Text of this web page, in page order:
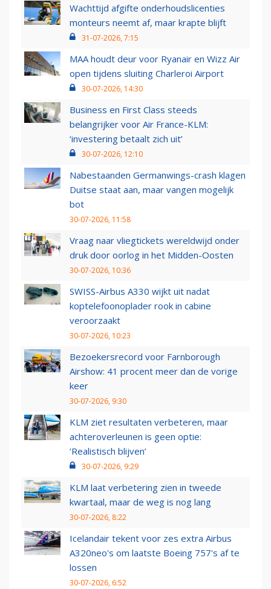
Wachttijd afgifte onderhoudslicenties
monteurs neemt af, maar krapte blijft
31-07-2026, 7:15
MAA houdt deur voor Ryanair en Wizz Air
open tijdens sluiting Charleroi Airport
30-07-2026, 14:30
Business en First Class steeds
belangrijker voor Air France-KLM:
‘investering betaalt zich uit’
30-07-2026, 12:10
Nabestaanden Germanwings-crash klagen
Duitse staat aan, maar vangen mogelijk
bot
30-07-2026, 11:58
Vraag naar vliegtickets wereldwijd onder
druk door oorlog in het Midden-Oosten
30-07-2026, 10:36
SWISS-Airbus A330 wijkt uit nadat
koptelefoonoplader rook in cabine
veroorzaakt
30-07-2026, 10:23
Bezoekersrecord voor Farnborough
Airshow: 41 procent meer dan de vorige
keer
30-07-2026, 9:30
KLM ziet resultaten verbeteren, maar
achteroverleunen is geen optie:
‘Realistisch blijven’
30-07-2026, 9:29
KLM laat verbetering zien in tweede
kwartaal, maar de weg is nog lang
30-07-2026, 8:22
Icelandair tekent voor zes extra Airbus
A320neo's om laatste Boeing 757's af te
lossen
30-07-2026, 6:52